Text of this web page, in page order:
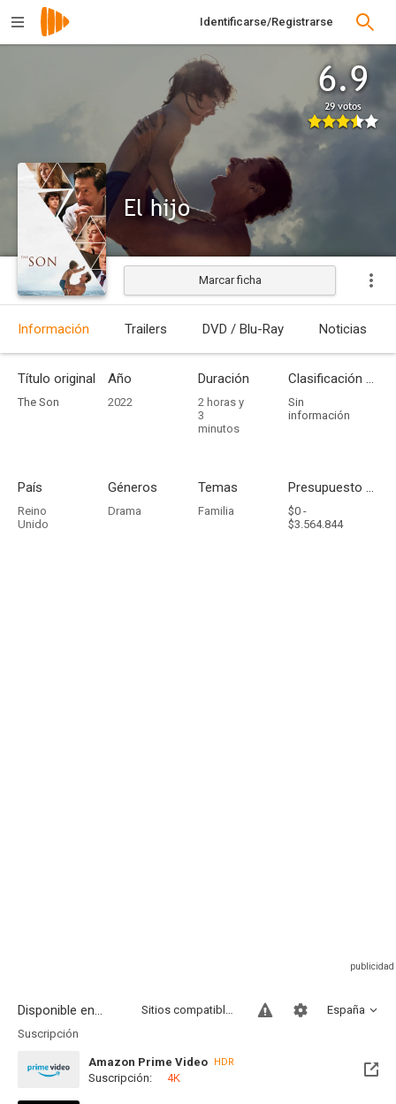
Identificarse/Registrarse
6.9
29 votos
El hijo
Estrenada
Marcar ficha
Información Trailers DVD / Blu-Ray Noticias
Título original
The Son
Año
2022
Duración
2 horas y
3
minutos
Clasificación por edades
Sin
información
País
Reino
Unido
Géneros
Drama
Temas
Familia
Presupuesto - Ingresos
$0 -
$3.564.844
Disponible en... España
Sitios compatibles
Suscripción
Amazon Prime Video HDR
Suscripción: 4K